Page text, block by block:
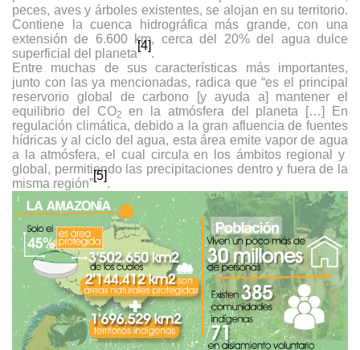
peces, aves y árboles existentes, se alojan en su territorio.
Contiene la cuenca hidrográfica más grande, con una
extensión de 6.600 km, cerca del 20% del agua dulce
superficial del planeta
[4]
.
Entre muchas de sus características más importantes,
junto con las ya mencionadas, radica que “es el principal
reservorio global de carbono [y ayuda a] mantener el
equilibrio del CO2
en la atmósfera del planeta […] En
regulación climática, debido a la gran afluencia de fuentes
hídricas y al ciclo del agua, esta área emite vapor de agua
a la atmósfera, el cual circula en los ámbitos regional y
global, permitiendo las precipitaciones dentro y fuera de la
misma región”
[5]
.